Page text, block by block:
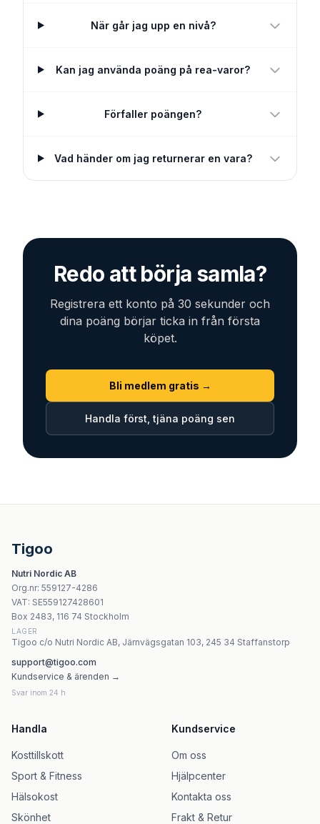
När går jag upp en nivå?
Kan jag använda poäng på rea-varor?
Förfaller poängen?
Vad händer om jag returnerar en vara?
Redo att börja samla?
Registrera ett konto på 30 sekunder och
dina poäng börjar ticka in från första
köpet.
Bli medlem gratis →
Handla först, tjäna poäng sen
Tigoo
Nutri Nordic AB
Org.nr: 559127-4286
VAT: SE559127428601
Box 2483, 116 74 Stockholm
LAGER
Tigoo c/o Nutri Nordic AB, Järnvägsgatan 103, 245 34 Staffanstorp
support@tigoo.com
Kundservice & ärenden →
Svar inom 24 h
Handla
Kosttillskott
Sport & Fitness
Hälsokost
Skönhet
Kundservice
Om oss
Hjälpcenter
Kontakta oss
Frakt & Retur